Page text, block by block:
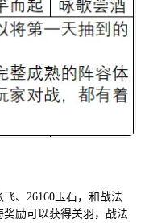
、26160玉石，和战法
奖励可以获得关羽，战法